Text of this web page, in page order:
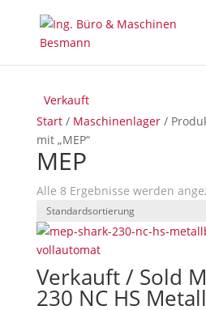
Start/ Maschinenlager/
mit „MEP“
MEP
Alle 8 Ergebnisse werden
Verkauft
Verkauft / Sold
230 NC HS
Verkauft
Verkauft
Verkauft
Verkauft
Verkauft
Verkauft
Verkauft